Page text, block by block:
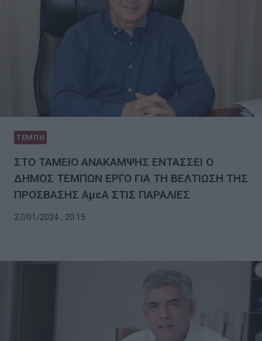
ΤΕΜΠΗ
ΣΤΟ ΤΑΜΕΙΟ ΑΝΑΚΑΜΨΗΣ ΕΝΤΑΣΣΕΙ Ο
ΔΗΜΟΣ ΤΕΜΠΩΝ ΕΡΓΟ ΓΙΑ ΤΗ ΒΕΛΤΙΩΣΗ ΤΗΣ
ΠΡΟΣΒΑΣΗΣ ΑμεΑ ΣΤΙΣ ΠΑΡΑΛΙΕΣ
27/01/2024 , 20:15